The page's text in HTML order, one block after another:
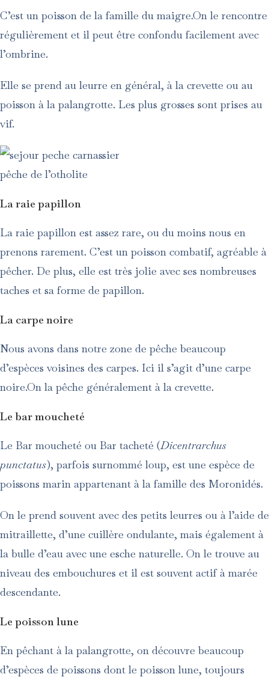
C’est un poisson de la famille du maigre.On le rencontre
régulièrement et il peut être confondu facilement avec
l’ombrine.
Elle se prend au leurre en général, à la crevette ou au
poisson à la palangrotte. Les plus grosses sont prises au
vif.
pêche de l’otholite
La raie papillon
La raie papillon est assez rare, ou du moins nous en
prenons rarement. C’est un poisson combatif, agréable à
pêcher. De plus, elle est très jolie avec ses nombreuses
taches et sa forme de papillon.
La carpe noire
Nous avons dans notre zone de pêche beaucoup
d’espèces voisines des carpes. Ici il s’agit d’une carpe
noire.On la pêche généralement à la crevette.
Le bar moucheté
Le Bar moucheté ou Bar tacheté (Dicentrarchus
punctatus), parfois surnommé loup, est une espèce de
poissons marin appartenant à la famille des Moronidés.
On le prend souvent avec des petits leurres ou à l’aide de
mitraillette, d’une cuillère ondulante, mais également à
la bulle d’eau avec une esche naturelle. On le trouve au
niveau des embouchures et il est souvent actif à marée
descendante.
Le poisson lune
En pêchant à la palangrotte, on découvre beaucoup
d’espèces de poissons dont le poisson lune, toujours